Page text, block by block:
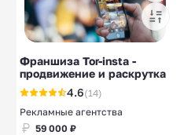
Франшиза Tor-insta -
продвижение и раскрутка
4.6(14)
Рекламные агентства
59 000 ₽